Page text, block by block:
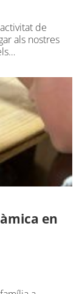
de
als nostres
en